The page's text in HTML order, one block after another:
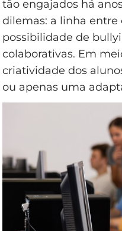
tão engajados há
dilemas: a linha entre
possibilidade de
colaborativas. Em
criatividade dos
ou apenas uma